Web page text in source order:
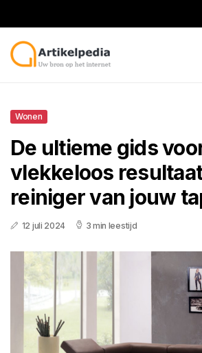
Wonen
De ultieme gids
vlekkeloos
reiniger van jouw
12 juli 2024 3 min leestijd